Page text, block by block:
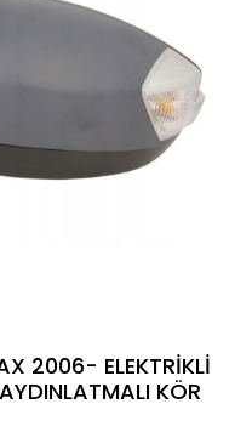
2006- ELEKTRİKLİ
KÖR